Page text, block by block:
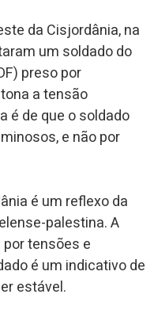
da Cisjordânia, na
um soldado do
preso por
a tensão
é de que o soldado
e não por
é um reflexo da
palestina. A
tensões e
é um indicativo de
estável.